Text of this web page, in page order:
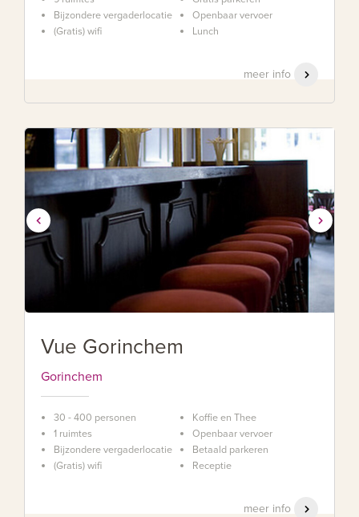
Bijzondere vergaderlocatie
(Gratis) wifi
Openbaar vervoer
Lunch
meer info
Vue Gorinchem
Gorinchem
30 - 400 personen
1 ruimtes
Bijzondere vergaderlocatie
(Gratis) wifi
Koffie en Thee
Openbaar vervoer
Betaald parkeren
Receptie
meer info